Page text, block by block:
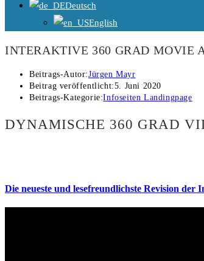
Deutsch
English
INTERAKTIVE 360 GRAD MOVIE
Beitrags-Autor:Jürgen Mayr
Beitrag veröffentlicht:5. Juni 2020
Beitrags-Kategorie:Infoseiten Landingpage
DYNAMISCHE 360 GRAD
Die neueste und lesefreundlichste Revision der